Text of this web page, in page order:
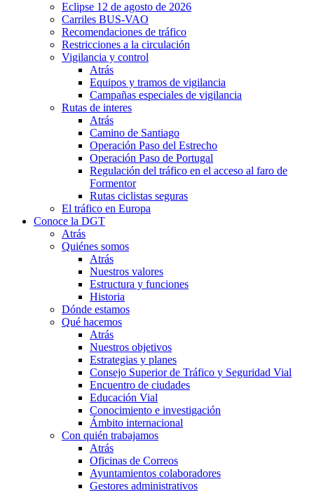
Eclipse 12 de agosto de 2026
Carriles BUS-VAO
Recomendaciones de tráfico
Restricciones a la circulación
Vigilancia y control
Atrás
Equipos y tramos de vigilancia
Campañas especiales de vigilancia
Rutas de interes
Atrás
Camino de Santiago
Operación Paso del Estrecho
Operación Paso de Portugal
Regulación del tráfico en el acceso al faro de
Formentor
Rutas ciclistas seguras
El tráfico en Europa
Conoce la DGT
Atrás
Quiénes somos
Atrás
Nuestros valores
Estructura y funciones
Historia
Dónde estamos
Qué hacemos
Atrás
Nuestros objetivos
Estrategias y planes
Consejo Superior de Tráfico y Seguridad Vial
Encuentro de ciudades
Educación Vial
Conocimiento e investigación
Ámbito internacional
Con quién trabajamos
Atrás
Oficinas de Correos
Ayuntamientos colaboradores
Gestores administrativos